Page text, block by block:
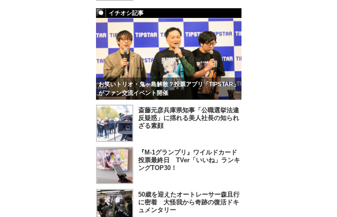
イチオシ記事
お笑いトリオ・鬼ヶ島解散？投票アプリ「TIPSTAR」
がファン交流イベント開催
斎藤元彦兵庫県知事「公職選挙法違
反疑惑」に揺れる美人社長の知られ
ざる素顔
『M-1グランプリ』ワイルドカード
投票最終日 TVer「いいね」ランキ
ングTOP30！
50歳を迎えたオートレーサー森且行
に密着 大怪我から奇跡の復活ドキ
ュメンタリー